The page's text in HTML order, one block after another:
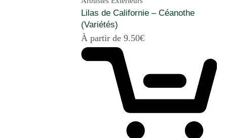
Lilas de Californie – Céanothe
(Variétés)
À partir de 9.50€